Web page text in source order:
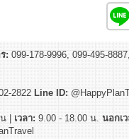
: 099-178-9996, 099-495-
2822 Line ID:
| เวลา: 9.00 - 18.00 น. นอกเ